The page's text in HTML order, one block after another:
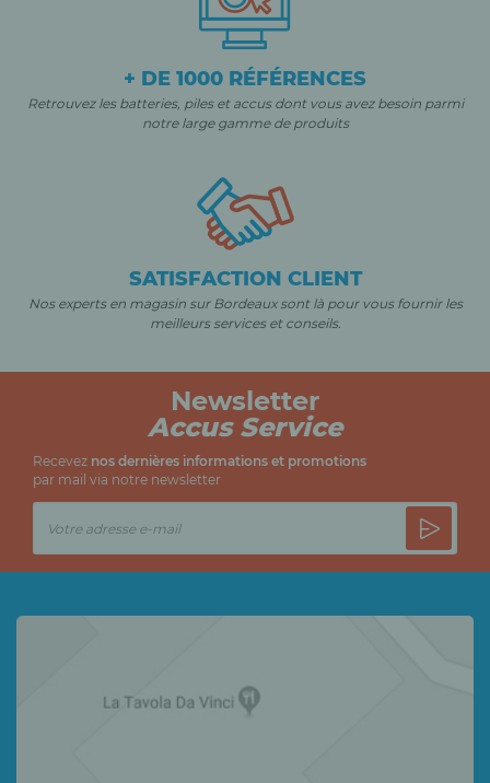
+ DE 1000 RÉFÉRENCES
Retrouvez les batteries, piles et accus dont vous avez besoin parmi
notre large gamme de produits
SATISFACTION CLIENT
Nos experts en magasin sur Bordeaux sont là pour vous fournir les
meilleurs services et conseils.
Newsletter
Accus Service
Recevez nos dernières informations et promotions
par mail via notre newsletter